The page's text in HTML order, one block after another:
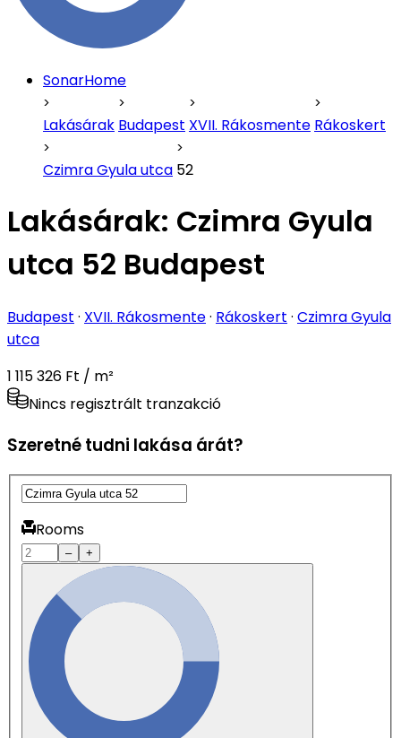
SonarHome
Lakásárak Budapest XVII. Rákosmente Rákoskert
Czimra Gyula utca 52
Lakásárak: Czimra Gyula
utca 52 Budapest
Budapest · XVII. Rákosmente· Rákoskert · Czimra Gyula
utca
1 115 326 Ft / m²
Nincs regisztrált tranzakció
Szeretné tudni lakása árát?
Rooms
– +